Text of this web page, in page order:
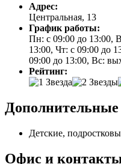
Адрес:
Центральная, 13
График работы:
Пн: с 09:00 до 13:00,
13:00, Чт: с 09:00 до
09:00 до 13:00, Вс:
Рейтинг:
Дополнительные
Детские,
Офис и